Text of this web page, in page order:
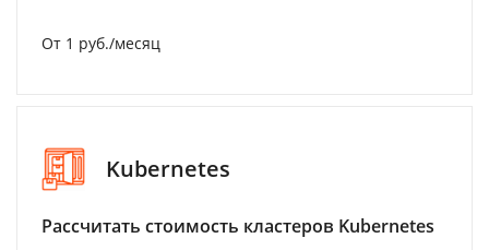
От 1 руб./месяц
Kubernetes
Рассчитать стоимость кластеров Kubernetes